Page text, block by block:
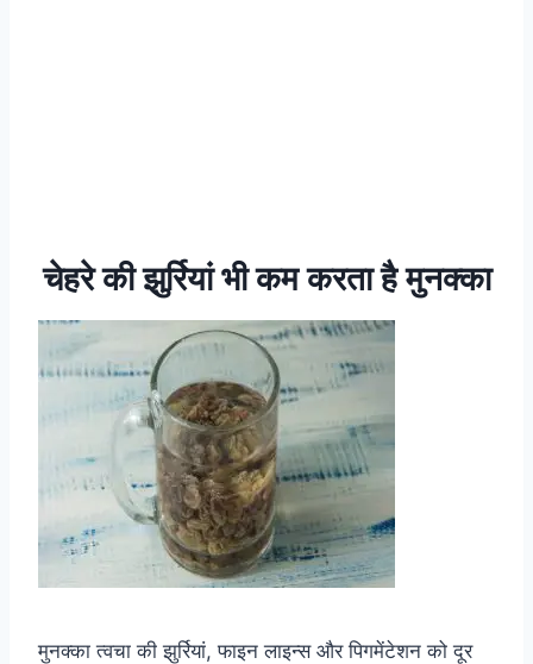
चेहरे की झुर्रियां भी कम करता है मुनक्का
मुनक्का त्वचा की झुर्रियां, फाइन लाइन्स और पिगमेंटेशन को दूर